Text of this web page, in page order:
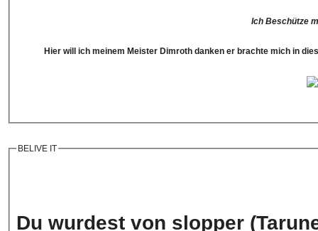
Ich Beschütze
Hier will ich meinem Meister Dimroth danken er brachte mich in
BELIVE IT
Du wurdest von slopper